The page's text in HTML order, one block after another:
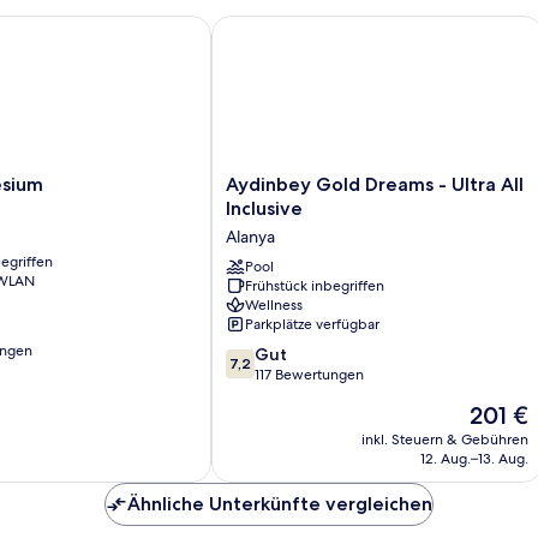
Aydinbey
Gold
-
Ultra
All
Inclusive
Alanya
Aydinbey Gold Dreams - Ultra All
Inclusive
Alanya
Pool
Frühstück inbegriffen
Wellness
Parkplätze verfügbar
7.2
von
7,2 Gut
117 Bewertungen
Der
Preis
beträgt
201 €
inkl. Steuern & Gebühren
12. Aug.–13. Aug.
Aydinbey Gold Dreams - Ultra All
Ähnliche Unterkünfte vergleichen